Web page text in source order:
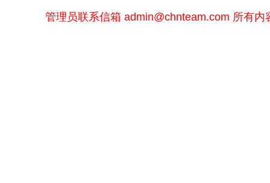
管理员联系信箱 admin@chnteam.com 所有内